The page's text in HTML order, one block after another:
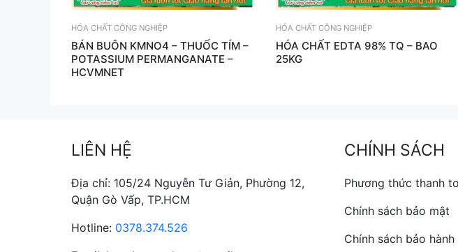
HÓA CHẤT CÔNG NGHIỆP
BÁN BUÔN KMNO4 – THUỐC TÍM –
POTASSIUM PERMANGANATE –
HCVMNET
HÓA CHẤT CÔNG NGHIỆP
HÓA CHẤT EDTA 98% TQ – BAO
25KG
LIÊN HỆ
Địa chỉ: 105/24 Nguyễn Tư Giản, Phường 12,
Quận Gò Vấp, TP.HCM
Hotline: 0378.374.526
CHÍNH SÁCH
Phương thức thanh
Chính sách bảo mật
Chính sách bảo hành